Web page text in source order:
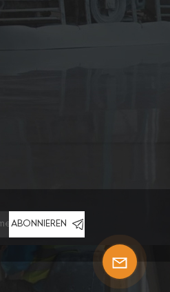
ABONNIEREN